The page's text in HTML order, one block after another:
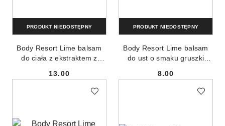
Body Resort Lime balsam
do ciała z ekstraktem z
Cena:
13.00
PRODUKT NIEDOSTĘPNY
Body Resort Lime balsam
do ust o smaku gruszki
Cena:
8.00
PRODUKT NIEDOSTĘPNY